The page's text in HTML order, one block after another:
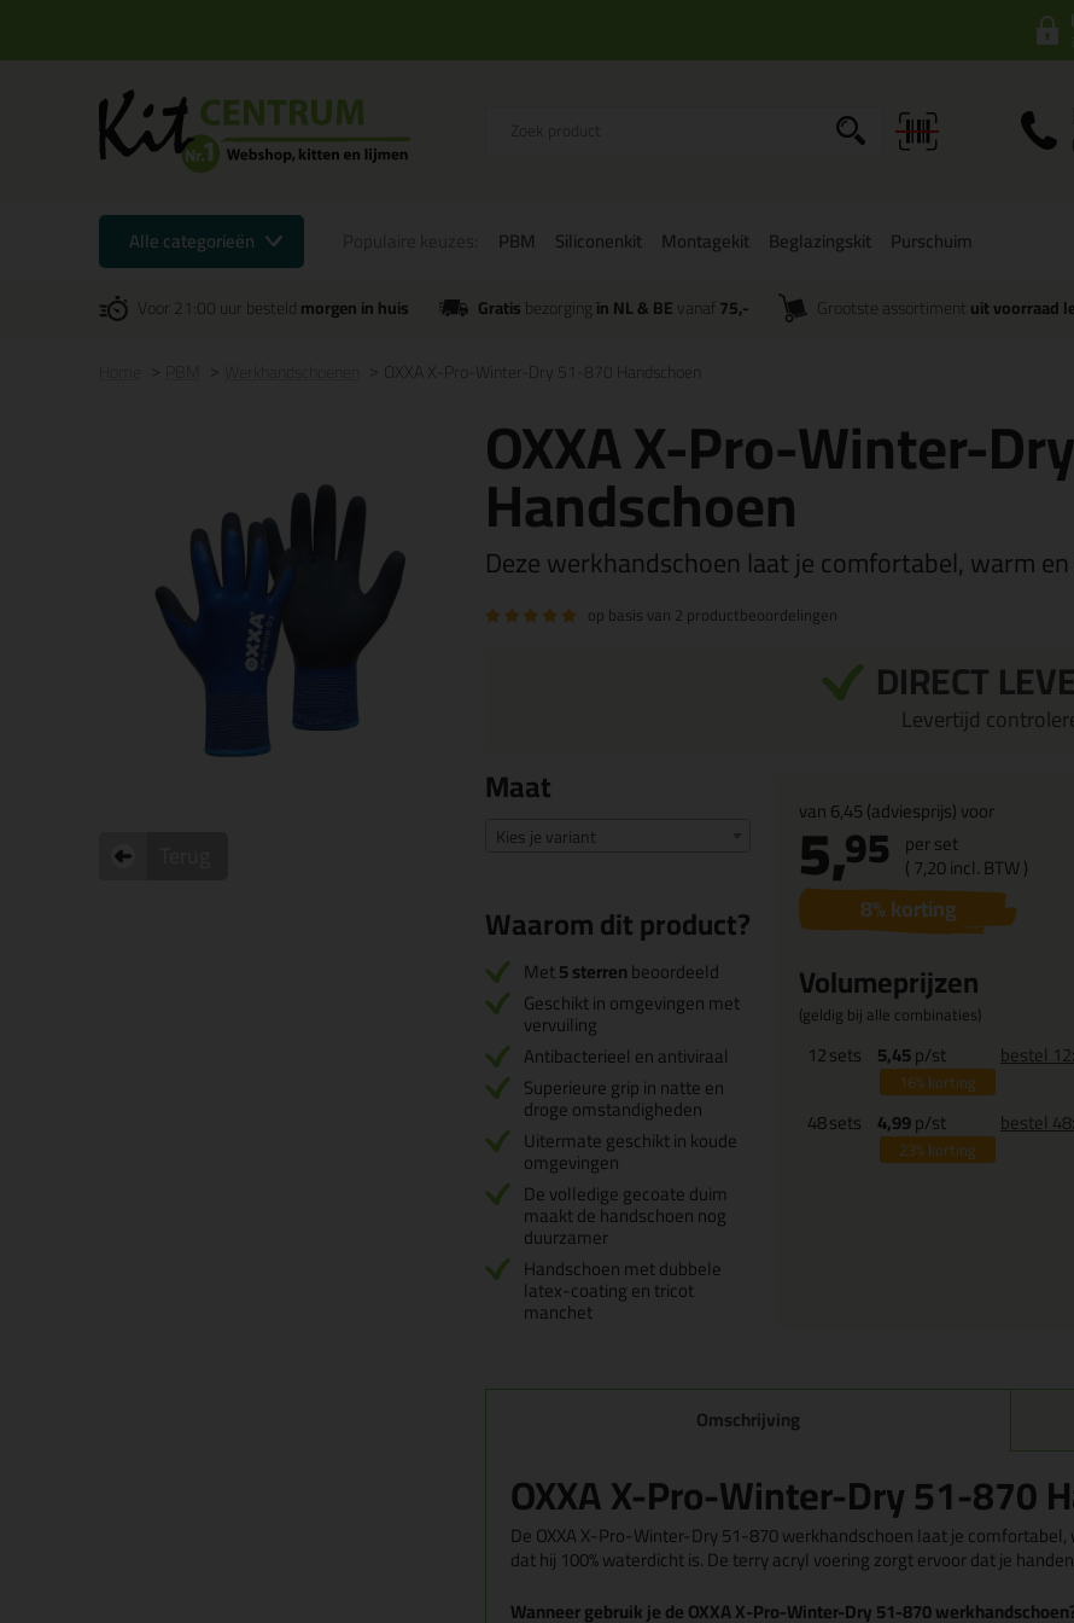
Alle categorieën PBM Siliconenkit Montagekit Beglazingskit Purschuim
Voor 21:00 uur besteldmorgen in huis Gratisbezorgingin NL & BEvanaf 75,- Grootste assortiment uit voorraad
OXXA X-Pro-Winter-Dry 51-870 Handschoen
OXXA X-Pro-Winter-
Handschoen
Deze werkhandschoen laat je comfortabel, warm
op basis van 2 productbeoordelingen
DIRECT
Levertijd
Maat
Kies je variant
Waarom dit product?
Met5 sterrenbeoordeeld
Geschikt in omgevingen met
vervuiling
Antibacterieel en antiviraal
Superieure grip in natte en
droge omstandigheden
Uitermate geschikt in koude
omgevingen
De volledige gecoate duim
maakt de handschoen nog
duurzamer
Handschoen met dubbele
latex-coating en tricot
manchet
van6,45(adviesprijs) voor
5,95 per set
(7,20incl. BTW )
8% korting
Volumeprijzen
(geldig bij alle combinaties)
12sets 5,45p/st
16%korting
bestel
48sets 4,99p/st
23%korting
bestel
Omschrijving
OXXA X-Pro-Winter-Dry 51-870
De OXXA X-Pro-Winter-Dry 51-870 werkhandschoen laat je
dat hij 100% waterdicht is. De terry acryl voering zorgt ervoor dat je
Wanneer gebruik je de OXXA X-Pro-Winter-Dry 51-870